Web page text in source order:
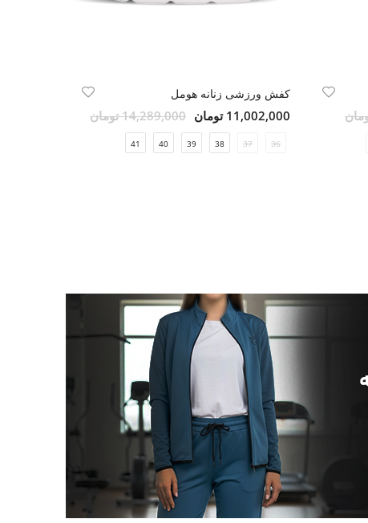
کفش ورزشی زنانه هومل
11,002,000 تومان 14,289,000 تومان
36
37
38
39
40
41